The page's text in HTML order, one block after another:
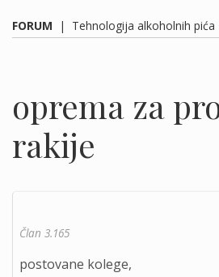
FORUM | Tehnologija alkoholnih pića
oprema za
rakije
Član 3.165
postovane kolege,